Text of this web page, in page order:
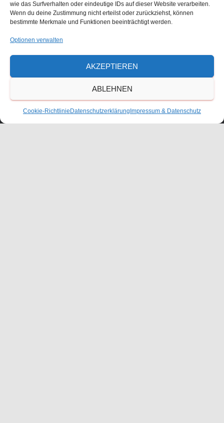
wie das Surfverhalten oder eindeutige IDs auf dieser Website verarbeiten.
Wenn du deine Zustimmung nicht erteilst oder zurückziehst, können
bestimmte Merkmale und Funktionen beeinträchtigt werden.
Optionen verwalten
AKZEPTIEREN
ABLEHNEN
Cookie-Richtlinie Datenschutzerklärung Impressum & Datenschutz
Größe:150 × 150 | 300 × 210 | 750 × 524 | 750 × 524 |
240 | 1252 × 875
Waldorfschulverein Frankenthal-Pfalz e.V.
Julius-Bettinger-Str. 1
Tel. 06233/60052-0